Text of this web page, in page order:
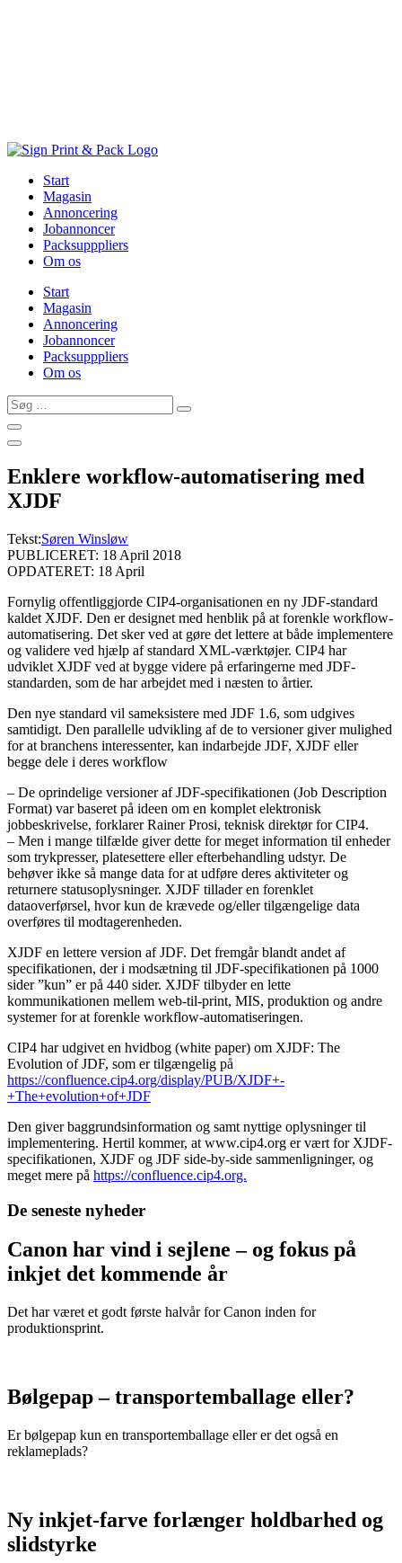
Start
Magasin
Annoncering
Jobannoncer
Packsupppliers
Om os
Start
Magasin
Annoncering
Jobannoncer
Packsupppliers
Om os
Søg
…
Enklere workflow-automatisering med
XJDF
Tekst:Søren Winsløw
PUBLICERET: 18 April 2018
OPDATERET: 18 April
Fornylig offentliggjorde CIP4-organisationen en ny JDF-standard
kaldet XJDF. Den er designet med henblik på at forenkle workflow-
automatisering. Det sker ved at gøre det lettere at både implementere
og validere ved hjælp af standard XML-værktøjer. CIP4 har
udviklet XJDF ved at bygge videre på erfaringerne med JDF-
standarden, som de har arbejdet med i næsten to årtier.
Den nye standard vil sameksistere med JDF 1.6, som udgives
samtidigt. Den parallelle udvikling af de to versioner giver mulighed
for at branchens interessenter, kan indarbejde JDF, XJDF eller
begge dele i deres workflow
– De oprindelige versioner af JDF-specifikationen (Job Description
Format) var baseret på ideen om en komplet elektronisk
jobbeskrivelse, forklarer Rainer Prosi, teknisk direktør for CIP4.
– Men i mange tilfælde giver dette for meget information til enheder
som trykpresser, platesettere eller efterbehandling udstyr. De
behøver ikke så mange data for at udføre deres aktiviteter og
returnere statusoplysninger. XJDF tillader en forenklet
dataoverførsel, hvor kun de krævede og/eller tilgængelige data
overføres til modtagerenheden.
XJDF en lettere version af JDF. Det fremgår blandt andet af
specifikationen, der i modsætning til JDF-specifikationen på 1000
sider ”kun” er på 440 sider. XJDF tilbyder en lette
kommunikationen mellem web-til-print, MIS, produktion og andre
systemer for at forenkle workflow-automatiseringen.
CIP4 har udgivet en hvidbog (white paper) om XJDF: The
Evolution of JDF, som er tilgængelig på
https://confluence.cip4.org/display/PUB/XJDF+-
+The+evolution+of+JDF
Den giver baggrundsinformation og samt nyttige oplysninger til
implementering. Hertil kommer, at www.cip4.org er vært for XJDF-
specifikationen, XJDF og JDF side-by-side sammenligninger, og
meget mere på https://confluence.cip4.org.
De seneste nyheder
Canon har vind i sejlene – og fokus på
inkjet det kommende år
Det har været et godt første halvår for Canon inden for
produktionsprint.
Bølgepap – transportemballage eller?
Er bølgepap kun en transportemballage eller er det også en
reklameplads?
Ny inkjet-farve forlænger holdbarhed og
slidstyrke